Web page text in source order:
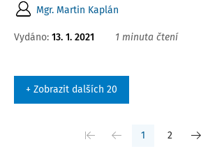
Mgr. Martin Kaplán
Vydáno: 13. 1. 2021 1 minuta čtení
+ Zobrazit dalších 20
1 2